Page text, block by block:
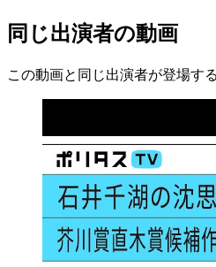
同じ出演者の動画
この動画と同じ出演者が登場す